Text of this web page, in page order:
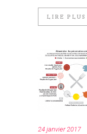
LIRE PLUS
24 janvier 2017